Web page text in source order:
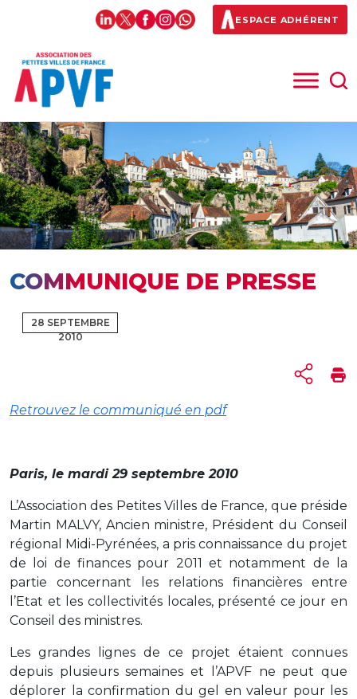
ESPACE ADHÉRENT
COMMUNIQUE DE PRESSE
28 SEPTEMBRE
2010
Retrouvez le communiqué en pdf
Paris, le mardi 29 septembre 2010
L’Association des Petites Villes de France, que préside
Martin MALVY, Ancien ministre, Président du Conseil
régional Midi-Pyrénées, a pris connaissance du projet
de loi de finances pour 2011 et notamment de la
partie concernant les relations financières entre
l’Etat et les collectivités locales, présenté ce jour en
Conseil des ministres.
Les grandes lignes de ce projet étaient connues
depuis plusieurs semaines et l’APVF ne peut que
déplorer la confirmation du gel en valeur pour les